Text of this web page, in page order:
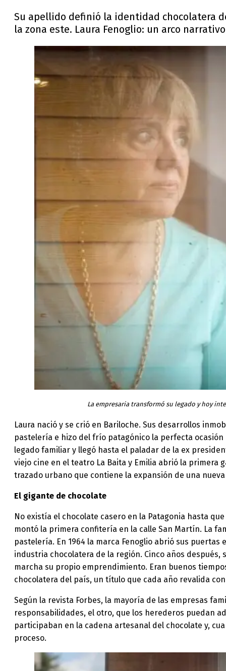
Su apellido definió la identidad chocolatera
la zona este. Laura Fenoglio: un arco
La empresaria transformó su legado y hoy
Laura nació y se crió en Bariloche. Sus desarrollos
pastelería e hizo del frío patagónico la perfecta
legado familiar y llegó hasta el paladar de la ex
viejo cine en el teatro La Baita y Emilia abrió la primera
trazado urbano que contiene la expansión de una
El gigante de chocolate
No existía el chocolate casero en la Patagonia hasta
montó la primera confitería en la calle San Martín. La
pastelería. En 1964 la marca Fenoglio abrió sus
industria chocolatera de la región. Cinco años
marcha su propio emprendimiento. Eran buenos
chocolatera del país, un título que cada año revalida
Según la revista Forbes, la mayoría de las empresas
responsabilidades, el otro, que los herederos puedan
participaban en la cadena artesanal del chocolate y,
proceso.